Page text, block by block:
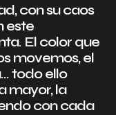
con su caos
este
El color que
movemos, el
todo ello
mayor, la
con cada